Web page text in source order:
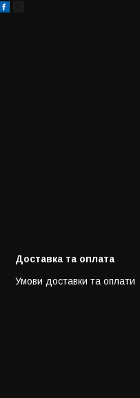
Доставка та оплата
Умови доставки та оплати